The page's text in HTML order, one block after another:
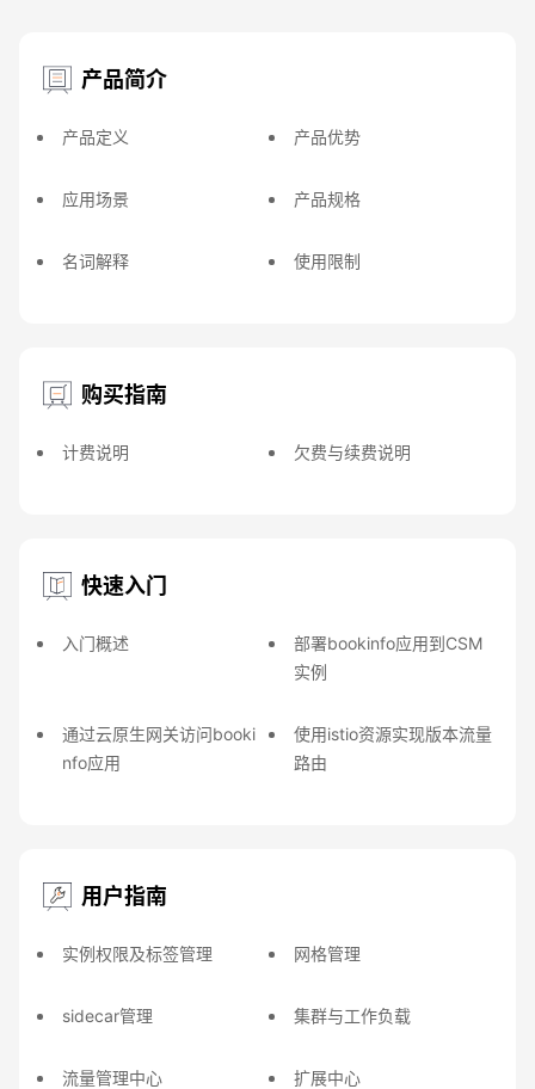
产品简介
产品定义 产品优势
应用场景 产品规格
名词解释 使用限制
购买指南
计费说明 欠费与续费说明
快速入门
入门概述
部署bookinfo应用到CSM
实例
通过云原生网关访问booki
nfo应用
使用istio资源实现版本流量
路由
用户指南
实例权限及标签管理 网格管理
sidecar管理 集群与工作负载
流量管理中心 扩展中心